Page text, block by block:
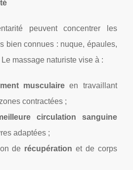
peuvent concentrer les
bien connues : nuque, épaules,
massage naturiste vise à :
musculaireen travaillant
contractées ;
circulation sanguine
adaptées ;
de récupération et de corps